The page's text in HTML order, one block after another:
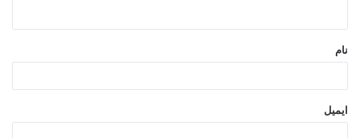
*
نام
ایمیل